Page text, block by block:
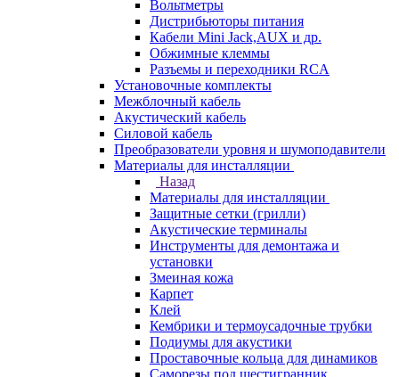
Вольтметры
Дистрибьюторы питания
Кабели Mini Jack,AUX и др.
Обжимные клеммы
Разъемы и переходники RCA
Установочные комплекты
Межблочный кабель
Акустический кабель
Силовой кабель
Преобразователи уровня и шумоподавители
Материалы для инсталляции
Назад
Материалы для инсталляции
Защитные сетки (грилли)
Акустические терминалы
Инструменты для демонтажа и
установки
Змеиная кожа
Карпет
Клей
Кембрики и термоусадочные трубки
Подиумы для акустики
Проставочные кольца для динамиков
Саморезы под шестигранник